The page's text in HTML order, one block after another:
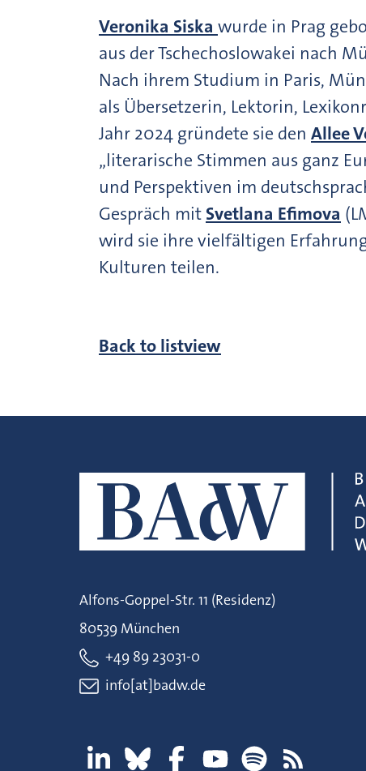
Veronika Siska wurde in Prag
aus der Tschechoslowakei nach
Nach ihrem Studium in Paris,
als Übersetzerin, Lektorin,
Jahr 2024 gründete sie den Allee
„literarische Stimmen aus ganz
und Perspektiven im
Gespräch mit Svetlana Efimova
wird sie ihre vielfältigen
Kulturen teilen.
Back to listview
Alfons-Goppel-Str. 11 (Residenz)
80539 München
+49 89 23031-0
info[at]badw.de